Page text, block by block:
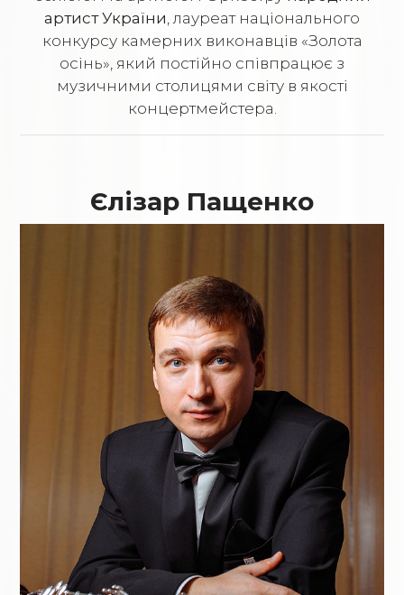
артист України , лауреат національного
конкурсу камерних виконавців «Золота
осінь», який постійно співпрацює з
музичними столицями світу в якості
концертмейстера.
Єлізар Пащенко